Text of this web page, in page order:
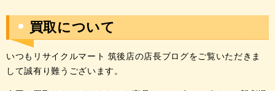
買取について
いつもリサイクルマート 筑後店の店長ブログをご覧いただきま
して誠有り難うございます。